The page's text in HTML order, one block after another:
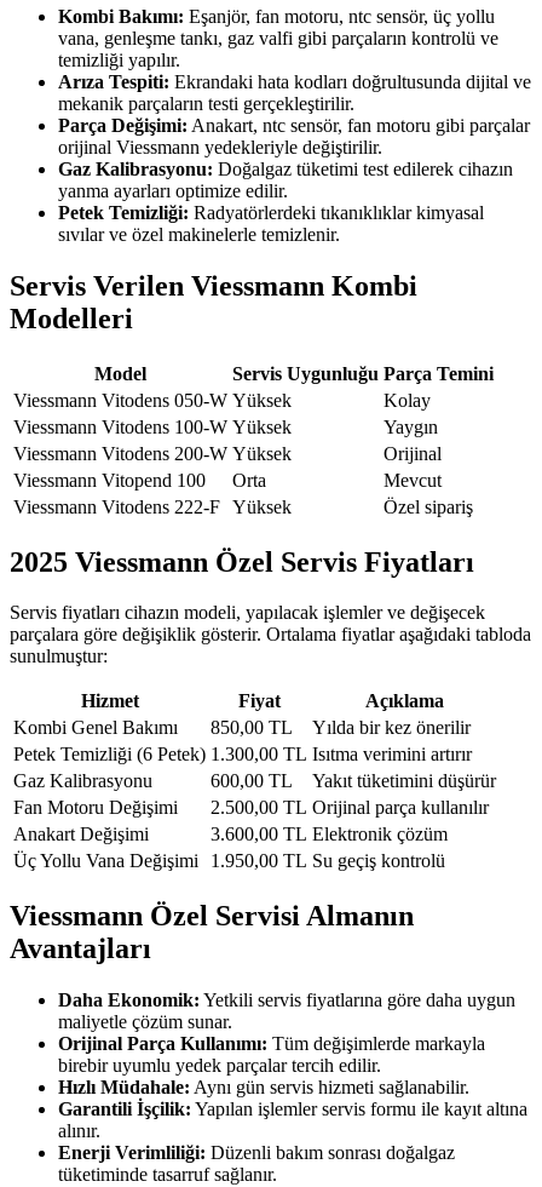
Kombi Bakımı: Eşanjör, fan motoru, ntc sensör, üç yollu
vana, genleşme tankı, gaz valfi gibi parçaların kontrolü ve
temizliği yapılır.
Arıza Tespiti: Ekrandaki hata kodları doğrultusunda dijital ve
mekanik parçaların testi gerçekleştirilir.
Parça Değişimi: Anakart, ntc sensör, fan motoru gibi parçalar
orijinal Viessmann yedekleriyle değiştirilir.
Gaz Kalibrasyonu: Doğalgaz tüketimi test edilerek cihazın
yanma ayarları optimize edilir.
Petek Temizliği: Radyatörlerdeki tıkanıklıklar kimyasal
sıvılar ve özel makinelerle temizlenir.
Servis Verilen Viessmann Kombi
Modelleri
Model Servis Uygunluğu Parça Temini
Viessmann Vitodens 050-W Yüksek
Kolay
Viessmann Vitodens 100-W Yüksek
Yaygın
Viessmann Vitodens 200-W Yüksek
Orijinal
Viessmann Vitopend 100
Orta
Mevcut
Viessmann Vitodens 222-F Yüksek Özel sipariş
2025 Viessmann Özel Servis Fiyatları
Servis fiyatları cihazın modeli, yapılacak işlemler ve değişecek
parçalara göre değişiklik gösterir. Ortalama fiyatlar aşağıdaki tabloda
sunulmuştur:
Hizmet Fiyat
Açıklama
Kombi Genel Bakımı
850,00 TL
Yılda bir kez önerilir
Petek Temizliği (6 Petek) 1.300,00 TL Isıtma verimini artırır
Gaz Kalibrasyonu
600,00 TL
Yakıt tüketimini düşürür
Fan Motoru Değişimi
2.500,00 TL Orijinal parça kullanılır
Anakart Değişimi
3.600,00 TL Elektronik çözüm
Üç Yollu Vana Değişimi
1.950,00 TL Su geçiş kontrolü
Viessmann Özel Servisi Almanın
Avantajları
Daha Ekonomik: Yetkili servis fiyatlarına göre daha uygun
maliyetle çözüm sunar.
Orijinal Parça Kullanımı: Tüm değişimlerde markayla
birebir uyumlu yedek parçalar tercih edilir.
Hızlı Müdahale: Aynı gün servis hizmeti sağlanabilir.
Garantili İşçilik: Yapılan işlemler servis formu ile kayıt altına
alınır.
Enerji Verimliliği: Düzenli bakım sonrası doğalgaz
tüketiminde tasarruf sağlanır.